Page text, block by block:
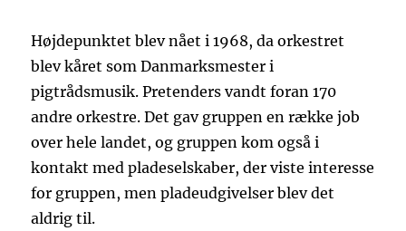
Højdepunktet blev nået i 1968, da orkestret
blev kåret som Danmarksmester i
pigtrådsmusik. Pretenders vandt foran 170
andre orkestre. Det gav gruppen en række job
over hele landet, og gruppen kom også i
kontakt med pladeselskaber, der viste interesse
for gruppen, men pladeudgivelser blev det
aldrig til.